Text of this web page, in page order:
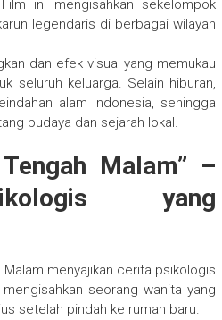
ini mengisahkan sekelompok
legendaris di berbagai wilayah
dan efek visual yang memukau
seluruh keluarga. Selain hiburan,
alam Indonesia, sehingga
budaya dan sejarah lokal.
Malam” –
yang
menyajikan cerita psikologis
seorang wanita yang
setelah pindah ke rumah baru.